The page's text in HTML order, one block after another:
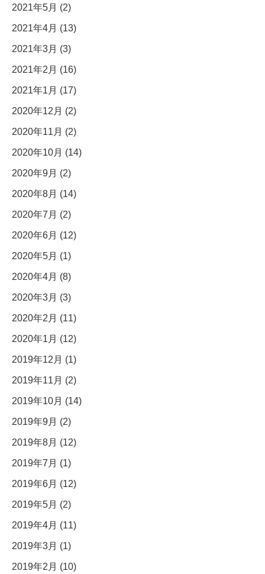
2021年5月 (2)
2021年4月 (13)
2021年3月 (3)
2021年2月 (16)
2021年1月 (17)
2020年12月 (2)
2020年11月 (2)
2020年10月 (14)
2020年9月 (2)
2020年8月 (14)
2020年7月 (2)
2020年6月 (12)
2020年5月 (1)
2020年4月 (8)
2020年3月 (3)
2020年2月 (11)
2020年1月 (12)
2019年12月 (1)
2019年11月 (2)
2019年10月 (14)
2019年9月 (2)
2019年8月 (12)
2019年7月 (1)
2019年6月 (12)
2019年5月 (2)
2019年4月 (11)
2019年3月 (1)
2019年2月 (10)